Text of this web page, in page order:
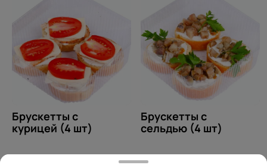
Брускетты с
курицей (4 шт)
Брускетты с
сельдью (4 шт)